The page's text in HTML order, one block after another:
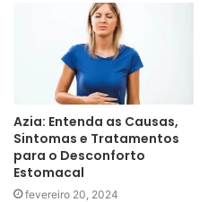
Azia: Entenda as Causas,
Sintomas e Tratamentos
para o Desconforto
Estomacal
fevereiro 20, 2024